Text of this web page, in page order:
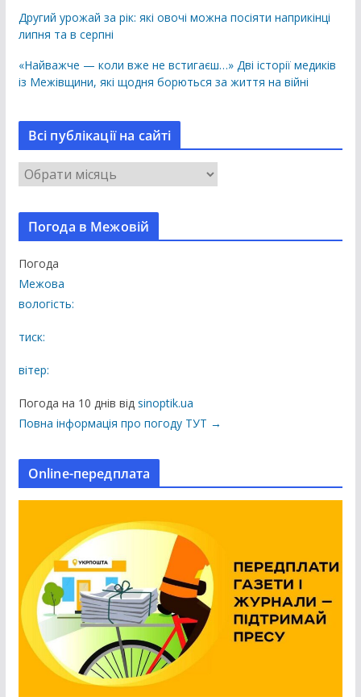
Другий урожай за рік: які овочі можна посіяти наприкінці
липня та в серпні
«Найважче — коли вже не встигаєш…» Дві історії медиків
із Межівщини, які щодня борються за життя на війні
Всі публікації на сайті
В
с
і
б
л
і
к
ц
Погода в Межовій
Погода
Межова
вологість:
тиск:
вітер:
Погода на 10 днів від sinoptik.ua
Повна інформація про погоду ТУТ →
Online-передплата